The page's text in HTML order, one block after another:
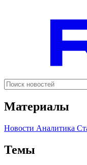
Материалы
Новости Аналитика
Темы